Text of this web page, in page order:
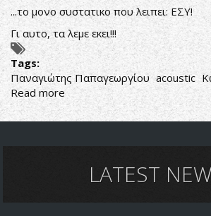
...το μονο συστατικο που λειπει: ΕΣΥ!
Γι αυτο, τα λεμε εκει!!!
Tags:
Παναγιώτης Παπαγεωργίου acoustic
Read more about
Panagiotis
Papageorgiou
SmonosLATEST